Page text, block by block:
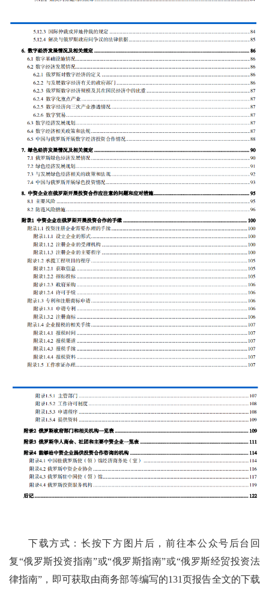
下载方式：长按下方图片后，前往本公众号后台回
复“俄罗斯投资指南”或“俄罗斯指南”或“俄罗斯经贸投资法
律指南”，即可获取由商务部等编写的131页报告全文的下载